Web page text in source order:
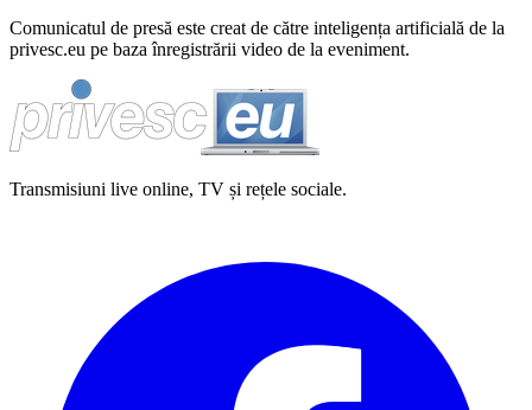
Comunicatul de presă este creat de către inteligența artificială de la
privesc.eu pe baza înregistrării video de la eveniment.
Transmisiuni live online, TV și rețele sociale.